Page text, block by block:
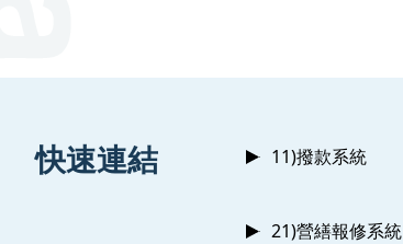
快速連結 11)撥款系統
21)營繕報修系統